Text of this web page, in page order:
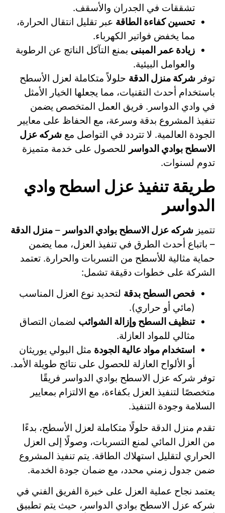
تشققات في الجدران والأسقف.
تحسين كفاءة الطاقة عبر تقليل انتقال الحرارة،
مما يخفض فواتير الكهرباء.
زيادة عمر المبنى بمنع التآكل الناتج عن الرطوبة
والعوامل البيئية.
توفر شركة منزل الدقة حلولاً متكاملة لعزل الأسطح
باستخدام أحدث التقنيات، مما يجعلها الخيار الأمثل
في وادي الدواسر. فريق العمل المتخصص يضمن
تنفيذ المشروع بدقة وسرعة، مع الحفاظ على معايير
الجودة العالمية. لا تتردد في التواصل مع شركه عزل
الاسطح بوادي الدواسر للحصول على خدمة متميزة
تدوم لسنوات.
طريقة تنفيذ عزل اسطح وادي
الدواسر
تتميز شركه عزل الاسطح بوادي الدواسر – منزل الدقة
– باتباع أحدث الطرق في تنفيذ العزل، مما يضمن
حماية مثالية للأسطح من التسربات والحرارة. تعتمد
الشركة على خطوات دقيقة تشمل:
فحص السطح بدقة لتحديد نوع العزل المناسب
(مائي أو حراري).
تنظيف السطح وإزالة الشوائب لضمان التصاق
مثالي للمواد العازلة.
استخدام مواد عالية الجودة مثل البولي يوريثان
أو الألواح العازلة للحصول على نتائج طويلة الأمد.
توفر شركه عزل الاسطح بوادي الدواسر فريقًا
متخصصًا لتنفيذ العزل بكفاءة، مع الالتزام بمعايير
السلامة وجودة التنفيذ.
تقدم منزل الدقة حلولًا متكاملة لعزل الأسطح، بدءًا
من العزل المائي لمنع التسربات، وصولًا إلى العزل
الحراري لتقليل استهلاك الطاقة. يتم تنفيذ المشروع
ضمن جدول زمني محدد، مع ضمان جودة الخدمة.
يعتمد نجاح عملية العزل على خبرة الفريق الفني في
شركه عزل الاسطح بوادي الدواسر، حيث يتم تطبيق